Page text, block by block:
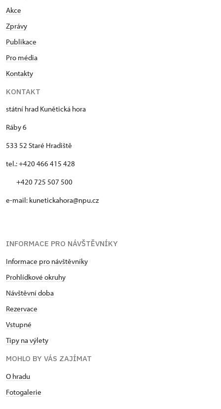
Akce
Zprávy
Publikace
Pro média
Kontakty
KONTAKT
státní hrad Kunětická hora
Ráby 6
533 52 Staré Hradiště
tel.: +420 466 415 428
+420 725 507 500
e-mail: kunetickahora@npu.cz
INFORMACE PRO NÁVŠTĚVNÍKY
Informace pro návštěvníky
Prohlídkové okruhy
Návštěvní doba
Rezervace
Vstupné
Tipy na výlety
MOHLO BY VÁS ZAJÍMAT
O hradu
Fotogalerie